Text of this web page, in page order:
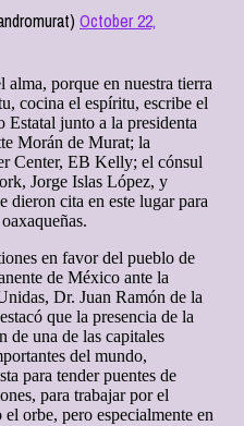
October 22,
alma, porque en nuestra tierra
cocina el espíritu, escribe el
Estatal junto a la presidenta
Morán de Murat; la
Center, EB Kelly; el cónsul
Jorge Islas López, y
dieron cita en este lugar para
en favor del pueblo de
de México ante la
Dr. Juan Ramón de la
que la presencia de la
de una de las capitales
del mundo,
para tender puentes de
para trabajar por el
orbe, pero especialmente en